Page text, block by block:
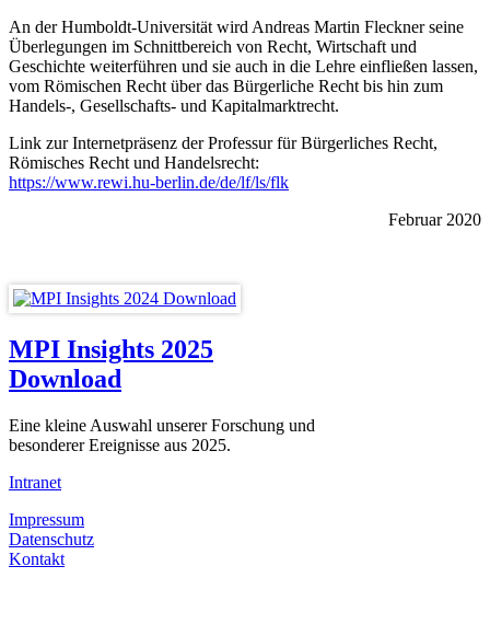
An der Humboldt-Universität wird Andreas Martin Fleckner seine
Überlegungen im Schnittbereich von Recht, Wirtschaft und
Geschichte weiterführen und sie auch in die Lehre einfließen lassen,
vom Römischen Recht über das Bürgerliche Recht bis hin zum
Handels-, Gesellschafts- und Kapitalmarktrecht.
Link zur Internetpräsenz der Professur für Bürgerliches Recht,
Römisches Recht und Handelsrecht:
https://www.rewi.hu-berlin.de/de/lf/ls/flk
Februar 2020
MPI Insights 2025
Download
Eine kleine Auswahl unserer Forschung und
besonderer Ereignisse aus 2025.
Intranet
Impressum
Datenschutz
Kontakt